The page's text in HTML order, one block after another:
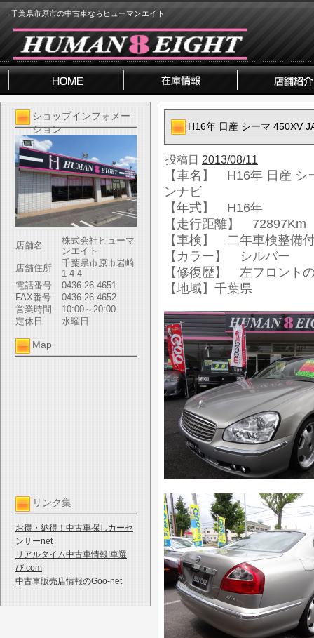
千葉県市原市の中古車ならヒューマンエイト
ショップインフォメー
ション
店舗名
株式会社ヒューマ
ンエイト
店舗住所
千葉県市原市岩崎
1-4-4
電話番号
0436-26-4651
FAX番号
0436-26-4652
営業時間
10:00～20:00
定休日
水曜日
Map
リンク集
お得・納得！中古車探しカーセ
ンサーnet
リアルタイム中古車情報!車選
び.com
中古車販売店情報のGoo-net
H16年 日産 シーマ 450XV
投稿日 2013/08/11
【車名】 H16年 日産 シ
ンナビ
【年式】 H16年
【走行距離】 72897Km
【車検】 二年車検整備
【カラー】 シルバー
【修復歴】 左フロント
【地域】千葉県